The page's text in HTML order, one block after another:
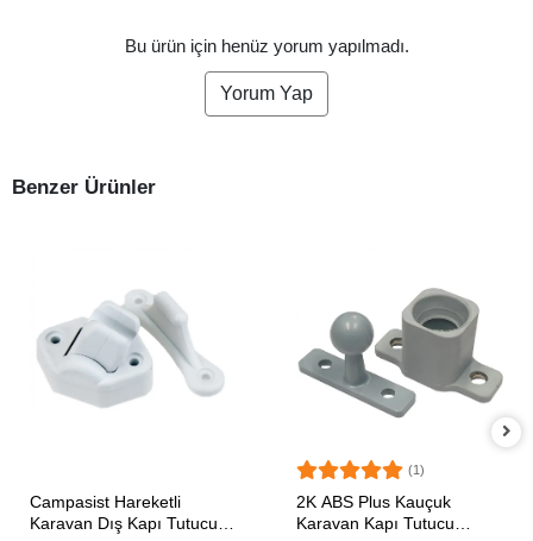
Bu ürün için henüz yorum yapılmadı.
Yorum Yap
Benzer Ürünler
Campasist Hareketli
Karavan Dış Kapı Tutucu
(1)
2K ABS Plus Kauçuk
Karavan Kapı Tutucu